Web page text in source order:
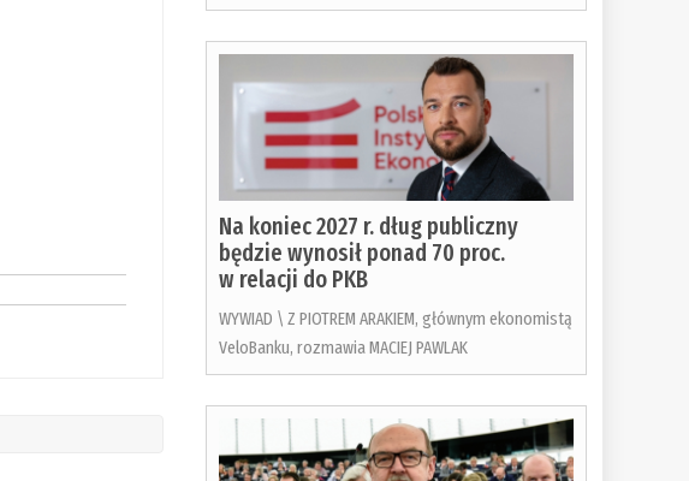
Na koniec 2027 r. dług publiczny
będzie wynosił ponad 70 proc.
w relacji do PKB
WYWIAD \ Z PIOTREM ARAKIEM, głównym ekonomistą
VeloBanku, rozmawia MACIEJ PAWLAK